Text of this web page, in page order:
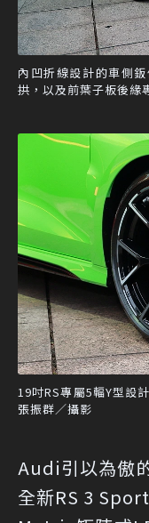
內凹折線設計的車側
拱，以及前葉子板後緣
19吋RS專屬5輻Y型設
張振群／攝影
Audi引以為傲
全新RS 3